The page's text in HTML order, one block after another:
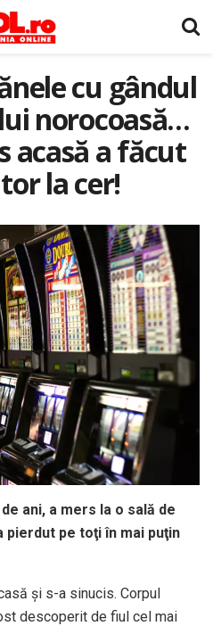
cu gândul
norocoasă…
acasă a făcut
la cer!
ani, a mers la o sală de
pierdut pe toţi în mai puţin
și s-a sinucis. Corpul
descoperit de fiul cel mai